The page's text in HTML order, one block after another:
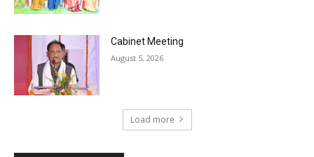
Cabinet Meeting
August 5, 2026
Load more